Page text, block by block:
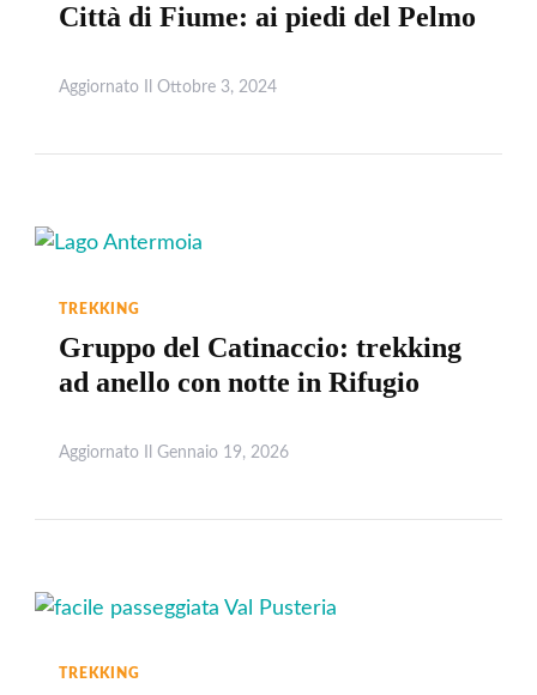
Città di Fiume: ai piedi del Pelmo
Aggiornato Il Ottobre 3, 2024
TREKKING
Gruppo del Catinaccio: trekking
ad anello con notte in Rifugio
Aggiornato Il Gennaio 19, 2026
TREKKING